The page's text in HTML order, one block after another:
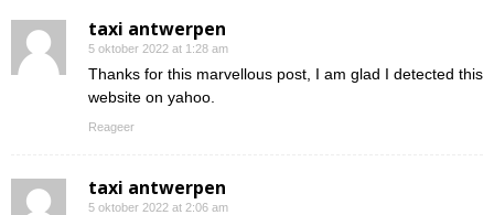
taxi antwerpen
5 oktober 2022 at 1:28 am
Thanks for this marvellous post, I am glad I detected this
website on yahoo.
Reageer
taxi antwerpen
5 oktober 2022 at 2:06 am